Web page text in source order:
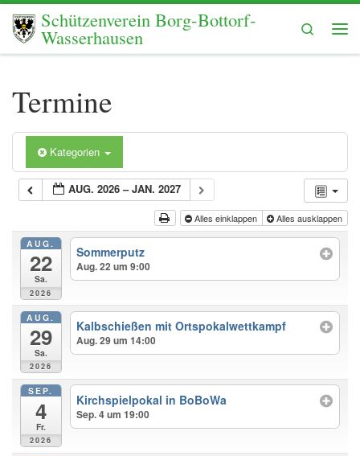
Zum Inhalt springen
Schützenverein Borg-Bottorf-
Wasserhausen
Search
Termine
Kategorien
AUG. 2026 – JAN. 2027
Alles einklappen Alles ausklappen
AUG.
22
Sa.
2026
Sommerputz
Aug. 22 um 9:00
AUG.
29
Sa.
2026
Kalbschießen mit Ortspokalwettkampf
Aug. 29 um 14:00
SEP.
4
Fr.
2026
Kirchspielpokal in BoBoWa
Sep. 4 um 19:00